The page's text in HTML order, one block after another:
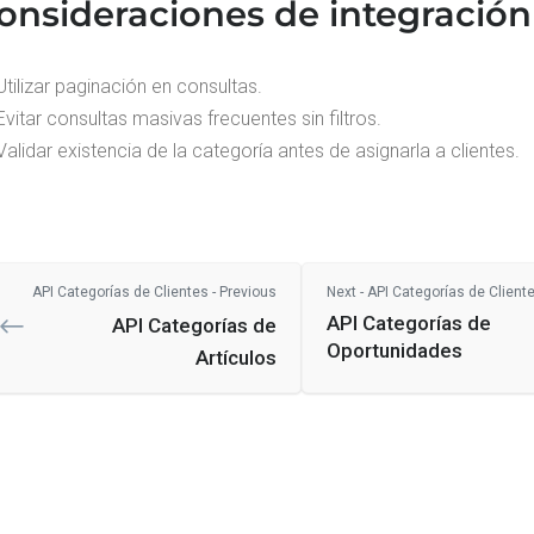
de integración
paginación en consultas.
consultas masivas frecuentes sin filtros.
existencia de la categoría antes de asignarla a clientes.
API Categorías de Clientes - Previous
API Categorías de
Artículos
Next - API Categorías de
API Categorías de
Oportunidades